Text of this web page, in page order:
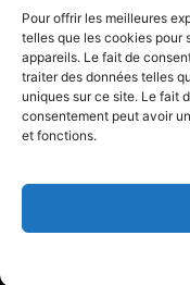
Pour offrir les meilleures
telles que les cookies pour
appareils. Le fait de
traiter des données telles
uniques sur ce site. Le fait
consentement peut avoir
et fonctions.
Accueil Economie
©